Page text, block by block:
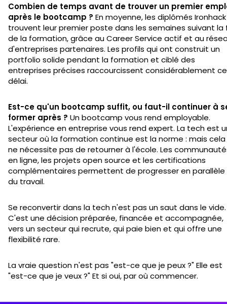
Combien de temps avant de trouver un premier
après le bootcamp ? En moyenne, les diplômés Ironhack
trouvent leur premier poste dans les semaines suivant la
de la formation, grâce au Career Service actif et au
d'entreprises partenaires. Les profils qui ont construit un
portfolio solide pendant la formation et ciblé des
entreprises précises raccourcissent considérablement ce
délai.
Est-ce qu'un bootcamp suffit, ou faut-il continuer à
former après ? Un bootcamp vous rend employable.
L'expérience en entreprise vous rend expert. La tech est
secteur où la formation continue est la norme : mais cela
ne nécessite pas de retourner à l'école. Les
en ligne, les projets open source et les certifications
complémentaires permettent de progresser en parallèle
du travail.
Se reconvertir dans la tech n'est pas un saut dans le vide.
C'est une décision préparée, financée et accompagnée,
vers un secteur qui recrute, qui paie bien et qui offre une
flexibilité rare.
La vraie question n'est pas "est-ce que je peux ?" Elle est
"est-ce que je veux ?" Et si oui, par où commencer.